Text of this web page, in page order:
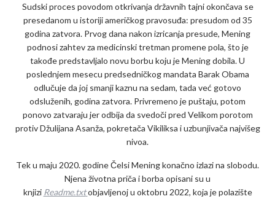
Sudski proces povodom otkrivanja državnih tajni okončava se
presedanom u istoriji američkog pravosuđa: presudom od 35
godina zatvora. Prvog dana nakon izricanja presude, Mening
podnosi zahtev za medicinski tretman promene pola, što je
takođe predstavljalo novu borbu koju je Mening dobila. U
poslednjem mesecu predsedničkog mandata Barak Obama
odlučuje da joj smanji kaznu na sedam, tada već gotovo
odsluženih, godina zatvora. Privremeno je puštaju, potom
ponovo zatvaraju jer odbija da svedoči pred Velikom porotom
protiv Džulijana Asanža, pokretača Vikiliksa i uzbunjivača najvišeg
nivoa.
Tek u maju 2020. godine Čelsi Mening konačno izlazi na slobodu.
Njena životna priča i borba opisani su u
knjizi Readme.txt objavljenoj u oktobru 2022, koja je polazište